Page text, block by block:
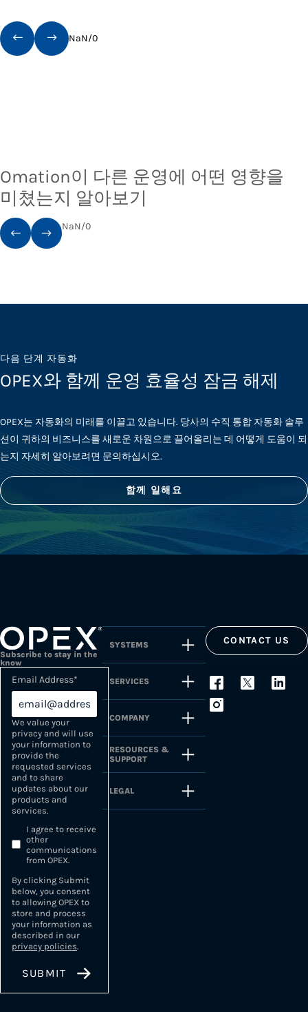
NaN/0
Omation이 다른 운영에 어떤 영향을
미쳤는지 알아보기
NaN/0
다음 단계 자동화
OPEX와 함께 운영 효율성 잠금 해제
OPEX는 자동화의 미래를 이끌고 있습니다. 당사의 수직 통합 자동화 솔루
션이 귀하의 비즈니스를 새로운 차원으로 끌어올리는 데 어떻게 도움이 되
는지 자세히 알아보려면 문의하십시오.
함께 일해요
Subscribe to stay in the
know
Email Address*
We value your
privacy and will use
your information to
provide the
requested services
and to share
updates about our
products and
services.
I agree to receive
other
communications
from OPEX.
By clicking Submit
below, you consent
to allowing OPEX to
store and process
your information as
described in our
privacy policies.
SYSTEMS
SERVICES
COMPANY
RESOURCES &
SUPPORT
LEGAL
CONTACT US